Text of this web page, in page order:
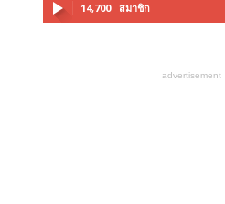
14,700 สมาชิก
advertisement